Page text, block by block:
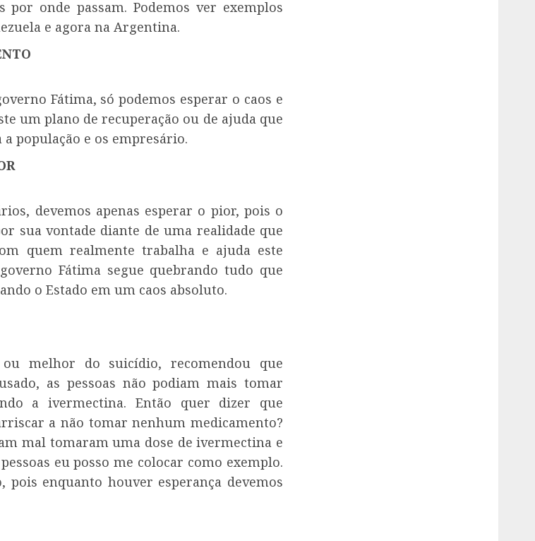
por onde passam. Podemos ver exemplos
e agora na Argentina.
Fátima, só podemos esperar o caos e
um plano de recuperação ou de ajuda que
população e os empresário.
devemos apenas esperar o pior, pois o
sua vontade diante de uma realidade que
quem realmente trabalha e ajuda este
Fátima segue quebrando tudo que
o Estado em um caos absoluto.
melhor do suicídio, recomendou que
as pessoas não podiam mais tomar
a ivermectina. Então quer dizer que
a não tomar nenhum medicamento?
mal tomaram uma dose de ivermectina e
eu posso me colocar como exemplo.
pois enquanto houver esperança devemos